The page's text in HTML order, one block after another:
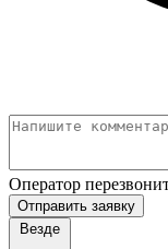
Оператор
Отправить заявку
Везде